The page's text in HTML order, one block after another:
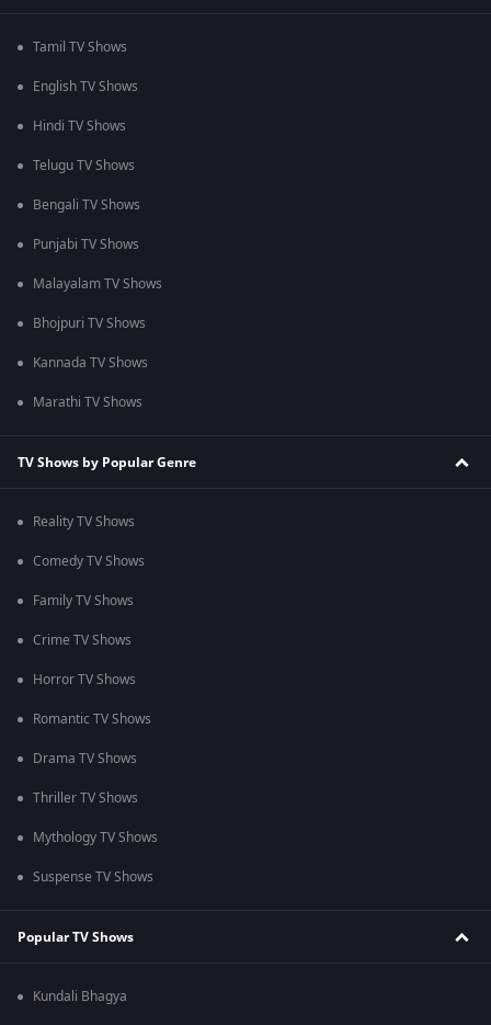
Tamil TV Shows
English TV Shows
Hindi TV Shows
Telugu TV Shows
Bengali TV Shows
Punjabi TV Shows
Malayalam TV Shows
Bhojpuri TV Shows
Kannada TV Shows
Marathi TV Shows
TV Shows by Popular Genre
Reality TV Shows
Comedy TV Shows
Family TV Shows
Crime TV Shows
Horror TV Shows
Romantic TV Shows
Drama TV Shows
Thriller TV Shows
Mythology TV Shows
Suspense TV Shows
Popular TV Shows
Kundali Bhagya